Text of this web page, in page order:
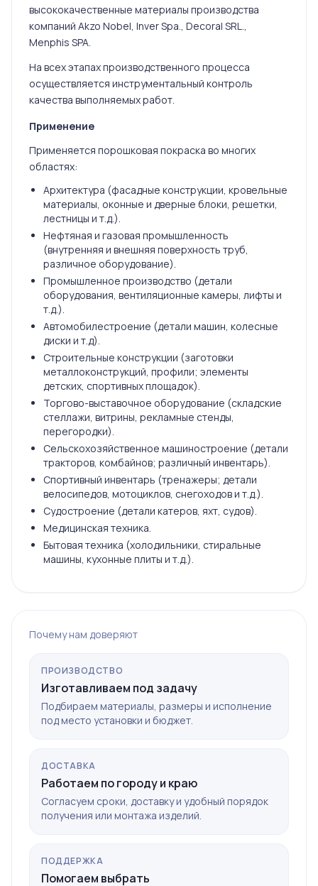
высококачественные материалы производства
компаний Akzo Nobel, Inver Spa., Decoral SRL.,
Menphis SPA.
На всех этапах производственного процесса
осуществляется инструментальный контроль
качества выполняемых работ.
Применение
Применяется порошковая покраска во многих
областях:
Архитектура (фасадные конструкции, кровельные
материалы, оконные и дверные блоки, решетки,
лестницы и т.д.).
Нефтяная и газовая промышленность
(внутренняя и внешняя поверхность труб,
различное оборудование).
Промышленное производство (детали
оборудования, вентиляционные камеры, лифты и
т.д.).
Автомобилестроение (детали машин, колесные
диски и т.д).
Строительные конструкции (заготовки
металлоконструкций, профили; элементы
детских, спортивных площадок).
Торгово-выставочное оборудование (складские
стеллажи, витрины, рекламные стенды,
перегородки).
Сельскохозяйственное машиностроение (детали
тракторов, комбайнов; различный инвентарь).
Спортивный инвентарь (тренажеры; детали
велосипедов, мотоциклов, снегоходов и т.д.).
Судостроение (детали катеров, яхт, судов).
Медицинская техника.
Бытовая техника (холодильники, стиральные
машины, кухонные плиты и т.д.).
Почему нам доверяют
ПРОИЗВОДСТВО
Изготавливаем под задачу
Подбираем материалы, размеры и исполнение
под место установки и бюджет.
ДОСТАВКА
Работаем по городу и краю
Согласуем сроки, доставку и удобный порядок
получения или монтажа изделий.
ПОДДЕРЖКА
Помогаем выбрать